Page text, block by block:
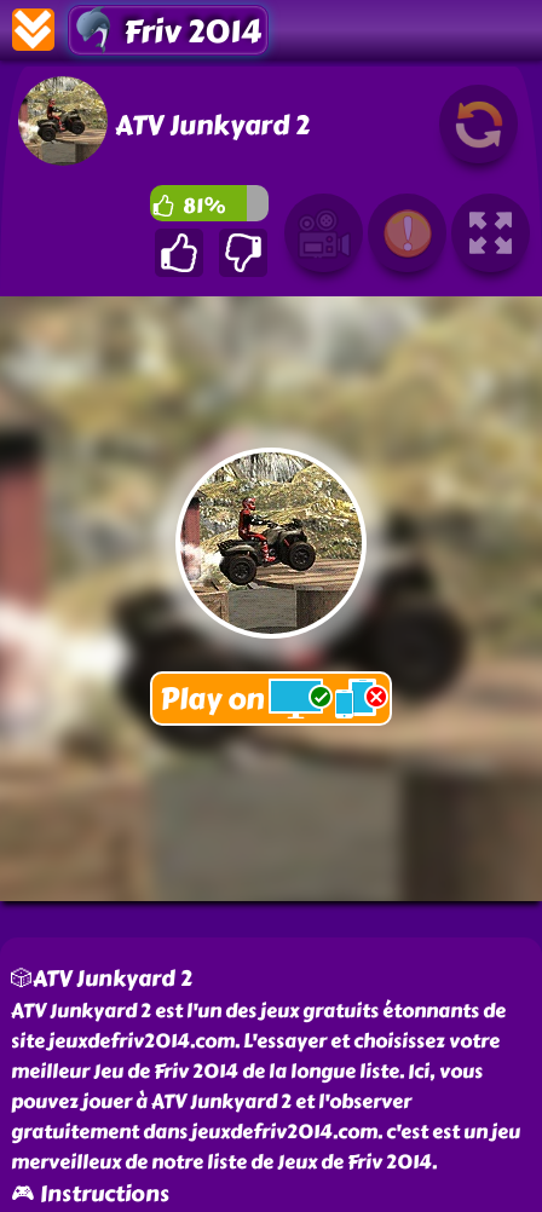
Friv 2014
ATV Junkyard 2
81%
🎲ATV Junkyard 2
ATV Junkyard 2 est l'un des jeux gratuits étonnants de
site jeuxdefriv2014.com. L'essayer et choisissez votre
meilleur Jeu de Friv 2014 de la longue liste. Ici, vous
pouvez jouer à ATV Junkyard 2 et l'observer
gratuitement dans jeuxdefriv2014.com. c'est est un jeu
merveilleux de notre liste de Jeux de Friv 2014.
🎮 Instructions